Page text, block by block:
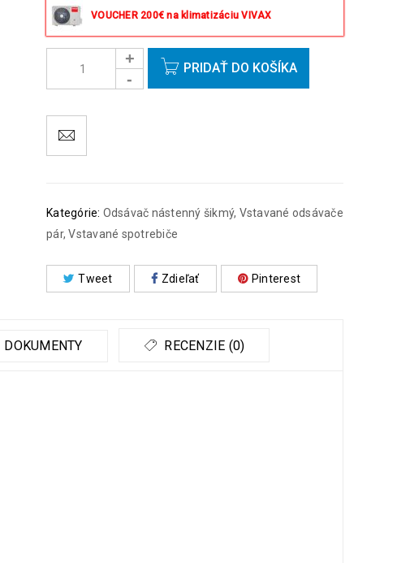
VOUCHER 200€ na klimatizáciu VIVAX
PRIDAŤ DO KOŠÍKA
Kategórie: Odsávač nástenný šikmý, Vstavané odsávače
pár,Vstavané spotrebiče
Tweet Zdieľať Pinterest
DOKUMENTY RECENZIE (0)